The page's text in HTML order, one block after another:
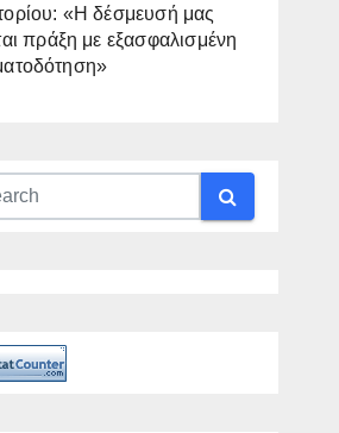
«Η δέσμευσή μας
πράξη με εξασφαλισμένη